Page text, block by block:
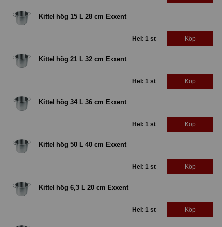
Kittel hög 15 L 28 cm Exxent
Hel: 1 st Köp
Kittel hög 21 L 32 cm Exxent
Hel: 1 st Köp
Kittel hög 34 L 36 cm Exxent
Hel: 1 st Köp
Kittel hög 50 L 40 cm Exxent
Hel: 1 st Köp
Kittel hög 6,3 L 20 cm Exxent
Hel: 1 st Köp